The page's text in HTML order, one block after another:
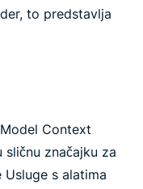
to predstavlja
Context
značajku za
s alatima